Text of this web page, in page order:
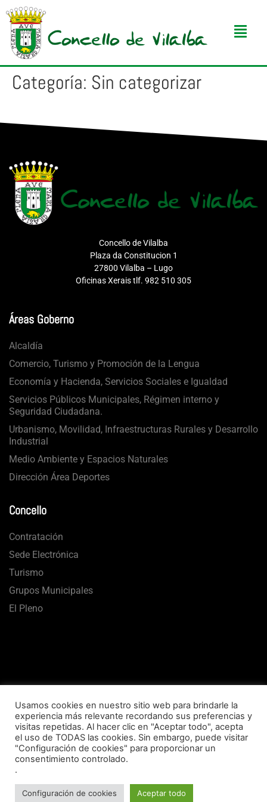
Categoría: Sin categorizar
Concello de Vilalba
Plaza da Constitucion 1
27800 Vilalba – Lugo
Oficinas Xerais tlf. 982 510 305
Áreas Goberno
Alcaldía
Comercio, Turismo y Promoción de la Lengua
Economía y Hacienda, Servicios Sociales e Igualdad
Servicios Públicos Municipales, Régimen interno y
Seguridad Ciudadana.
Urbanismo, Movilidad, Infraestructuras Rurales y Desarrollo
Industrial
Medio Ambiente y Espacios Naturales
Dirección Área Deportes
Concello
Contratación
Sede Electrónica
Turismo
Grupos Municipales
El Pleno
Aviso Legal Termos de usoPolítica de Privacidade
Política de CookiesMapa Web
Concello de Vilalba © 2020 Todos los derechos reservados
Usamos cookies en nuestro sitio web para brindarle la
experiencia más relevante recordando sus preferencias y
visitas repetidas. Al hacer clic en "Aceptar todo", acepta
el uso de TODAS las cookies. Sin embargo, puede visitar
"Configuración de cookies" para proporcionar un
consentimiento controlado.
.
Configuración de cookies Aceptar todo